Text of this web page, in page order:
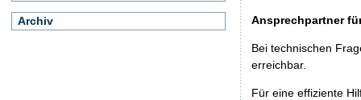
Ansprechpartner
Bei technischen
erreichbar.
Für eine effiziente
Archiv